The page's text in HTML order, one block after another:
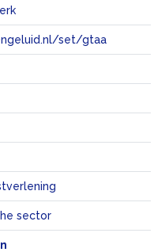
set/gtaa
sector